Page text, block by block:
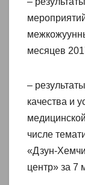
месяцев
–
качества и
числе
«Дзун-
центр» за 7